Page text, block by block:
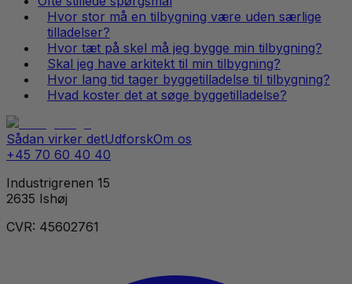
Hvor stor må en tilbygning være uden særlige
tilladelser?
Hvor tæt på skel må jeg bygge min tilbygning?
Skal jeg have arkitekt til min tilbygning?
Hvor lang tid tager byggetilladelse til tilbygning?
Hvad koster det at søge byggetilladelse?
Sådan virker detUdforskOm os
+45 70 60 40 40
Industrigrenen 15
2635 Ishøj
CVR: 45602761